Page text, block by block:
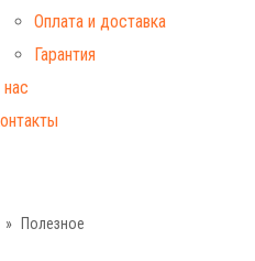
Оплата и доставка
Гарантия
Полезное